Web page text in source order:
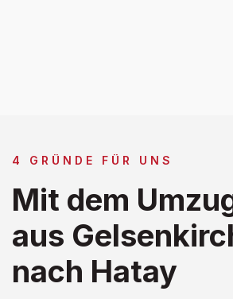
4 GRÜNDE FÜR UNS
Mit dem
aus
nach Hatay